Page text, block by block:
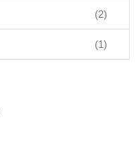
(2)
(1)